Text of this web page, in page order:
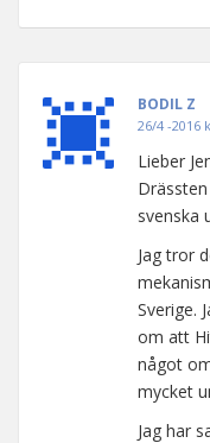
BODIL Z
26/4 -2016
Lieber
svenska
Jag tror
Sverige.
om att
något
mycket
Jag har